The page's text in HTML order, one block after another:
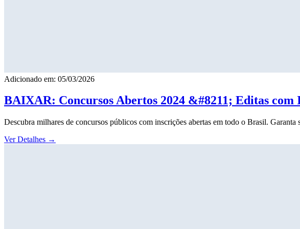
Adicionado em: 05/03/2026
BAIXAR: Concursos Abertos 2024 &#8211; Editas com
Descubra milhares de concursos públicos com inscrições abertas em todo o Brasil. Garanta
Ver Detalhes →